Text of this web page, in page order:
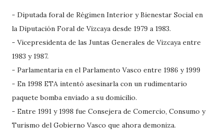
- Diputada foral de Régimen Interior y Bienestar Social en
la Diputación Foral de Vizcaya desde 1979 a 1983.
- Vicepresidenta de las Juntas Generales de Vizcaya entre
1983 y 1987.
- Parlamentaria en el Parlamento Vasco entre 1986 y 1999
- En 1998 ETA intentó asesinarla con un rudimentario
paquete bomba enviado a su domicilio.
- Entre 1991 y 1998 fue Consejera de Comercio, Consumo y
Turismo del Gobierno Vasco que ahora demoniza.